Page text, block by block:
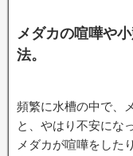
メダカの喧嘩や
法。
頻繁に水槽の中で、
と、やはり不安にな
メダカが喧嘩をした